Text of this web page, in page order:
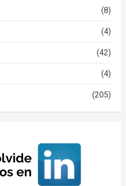
(8)
(4)
(42)
(4)
(205)